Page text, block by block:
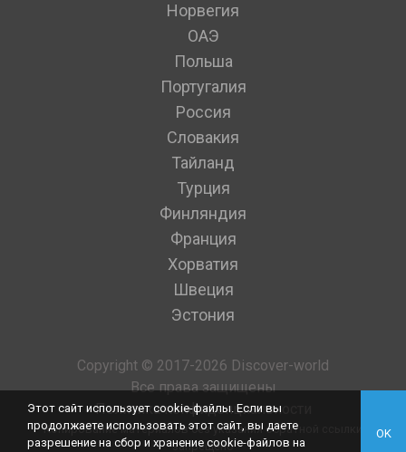
Норвегия
ОАЭ
Польша
Португалия
Россия
Словакия
Тайланд
Турция
Финляндия
Франция
Хорватия
Швеция
Эстония
Copyright © 2017-2026 Discover-world
Все права защищены
Политика конфиденциальности
Копирование материалов без указания обратной ссылки
запрещено
Этот сайт использует cookie-файлы. Если вы
продолжаете использовать этот сайт, вы даете
разрешение на сбор и хранение cookie-файлов на
OK